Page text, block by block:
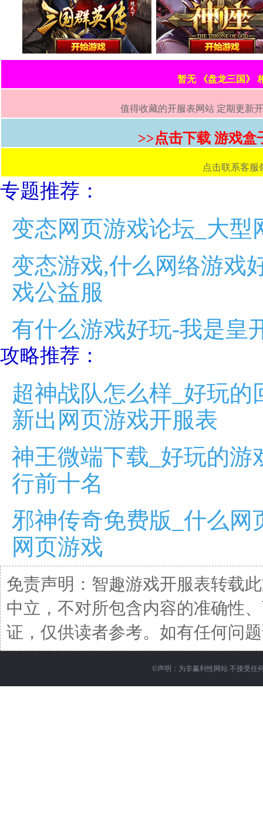
暂无 《盘龙三国》
值得收藏的开服表网站 定期更新
>>点击下载 游戏盒
点击联系客服
专题推荐：
变态网页游戏论坛_大型
变态游戏,什么网络游戏
戏公益服
有什么游戏好玩-我是皇
攻略推荐：
超神战队怎么样_好玩
新出网页游戏开服表
神王微端下载_好玩的游
行前十名
邪神传奇免费版_什么
网页游戏
免责声明：智趣游戏开服表转载
中立，不对所包含内容的准确性
证，仅供读者参考。如有任何问
©声明：为非赢利性网站 不接受任